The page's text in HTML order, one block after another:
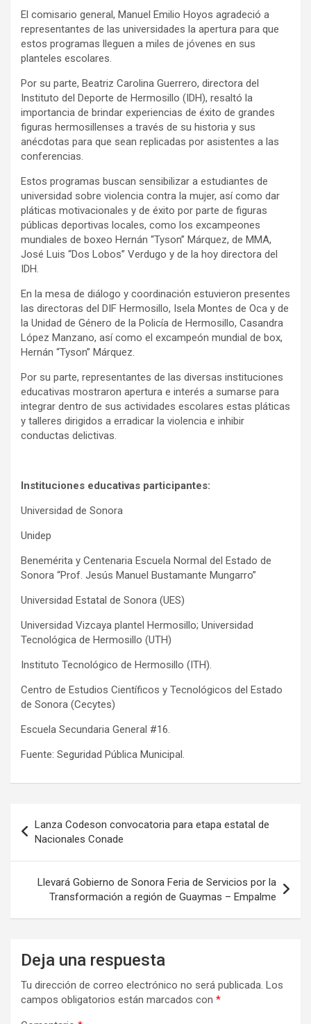
El comisario general, Manuel Emilio Hoyos agradeció a
representantes de las universidades la apertura para que
estos programas lleguen a miles de jóvenes en sus
planteles escolares.
Por su parte, Beatriz Carolina Guerrero, directora del
Instituto del Deporte de Hermosillo (IDH), resaltó la
importancia de brindar experiencias de éxito de grandes
figuras hermosillenses a través de su historia y sus
anécdotas para que sean replicadas por asistentes a las
conferencias.
Estos programas buscan sensibilizar a estudiantes de
universidad sobre violencia contra la mujer, así como dar
pláticas motivacionales y de éxito por parte de figuras
públicas deportivas locales, como los excampeones
mundiales de boxeo Hernán “Tyson” Márquez, de MMA,
José Luis “Dos Lobos” Verdugo y de la hoy directora del
IDH.
En la mesa de diálogo y coordinación estuvieron presentes
las directoras del DIF Hermosillo, Isela Montes de Oca y de
la Unidad de Género de la Policía de Hermosillo, Casandra
López Manzano, así como el excampeón mundial de box,
Hernán “Tyson” Márquez.
Por su parte, representantes de las diversas instituciones
educativas mostraron apertura e interés a sumarse para
integrar dentro de sus actividades escolares estas pláticas
y talleres dirigidos a erradicar la violencia e inhibir
conductas delictivas.
Instituciones educativas participantes:
Universidad de Sonora
Unidep
Benemérita y Centenaria Escuela Normal del Estado de
Sonora “Prof. Jesús Manuel Bustamante Mungarro”
Universidad Estatal de Sonora (UES)
Universidad Vizcaya plantel Hermosillo; Universidad
Tecnológica de Hermosillo (UTH)
Instituto Tecnológico de Hermosillo (ITH).
Centro de Estudios Científicos y Tecnológicos del Estado
de Sonora (Cecytes)
Escuela Secundaria General #16.
Fuente: Seguridad Pública Municipal.
de
entradas
Lanza Codeson convocatoria para etapa estatal de
Nacionales Conade
Llevará Gobierno de Sonora Feria de Servicios por la
Transformación a región de Guaymas – Empalme
Deja una respuesta
Tu dirección de correo electrónico no será publicada. Los
campos obligatorios están marcados con *